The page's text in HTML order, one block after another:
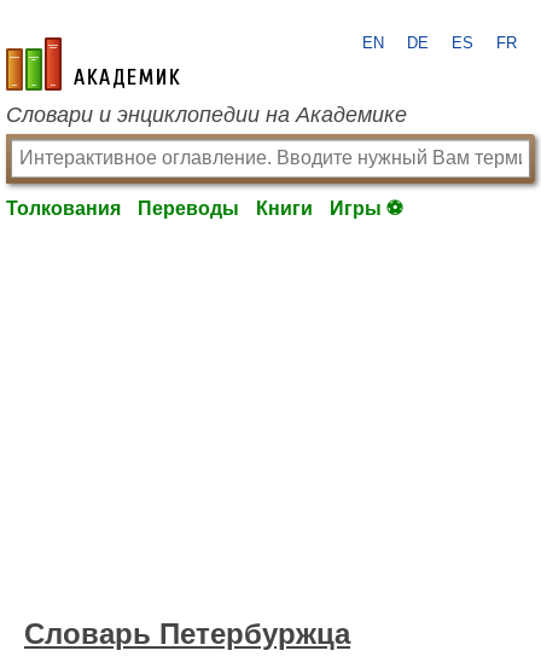
academic.ru
EN DE ES FR
Словари и энциклопедии на Академике
Толкования Переводы Книги Игры ⚽
Словарь Петербуржца